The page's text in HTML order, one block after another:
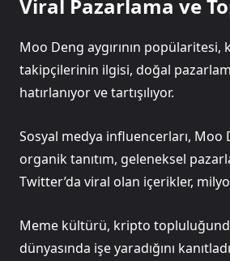
Viral Pazarlama ve
Moo Deng aygırının
takipçilerinin ilgisi, doğal
hatırlanıyor ve tartışılıyor.
Sosyal medya influencerları,
organik tanıtım, geleneksel
Twitter’da viral olan içerikler,
Meme kültürü, kripto
dünyasında işe yaradığını